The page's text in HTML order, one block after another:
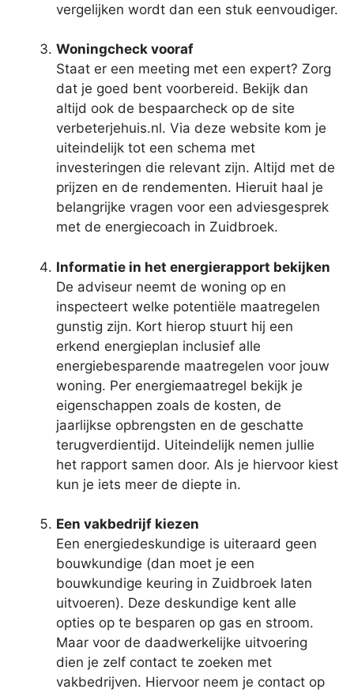
vergelijken wordt dan een stuk eenvoudiger.
Woningcheck vooraf
Staat er een meeting met een expert? Zorg
dat je goed bent voorbereid. Bekijk dan
altijd ook de bespaarcheck op de site
verbeterjehuis.nl. Via deze website kom je
uiteindelijk tot een schema met
investeringen die relevant zijn. Altijd met de
prijzen en de rendementen. Hieruit haal je
belangrijke vragen voor een adviesgesprek
met de energiecoach in Zuidbroek.
Informatie in het energierapport bekijken
De adviseur neemt de woning op en
inspecteert welke potentiële maatregelen
gunstig zijn. Kort hierop stuurt hij een
erkend energieplan inclusief alle
energiebesparende maatregelen voor jouw
woning. Per energiemaatregel bekijk je
eigenschappen zoals de kosten, de
jaarlijkse opbrengsten en de geschatte
terugverdientijd. Uiteindelijk nemen jullie
het rapport samen door. Als je hiervoor kiest
kun je iets meer de diepte in.
Een vakbedrijf kiezen
Een energiedeskundige is uiteraard geen
bouwkundige (dan moet je een
bouwkundige keuring in Zuidbroek laten
uitvoeren). Deze deskundige kent alle
opties op te besparen op gas en stroom.
Maar voor de daadwerkelijke uitvoering
dien je zelf contact te zoeken met
vakbedrijven. Hiervoor neem je contact op